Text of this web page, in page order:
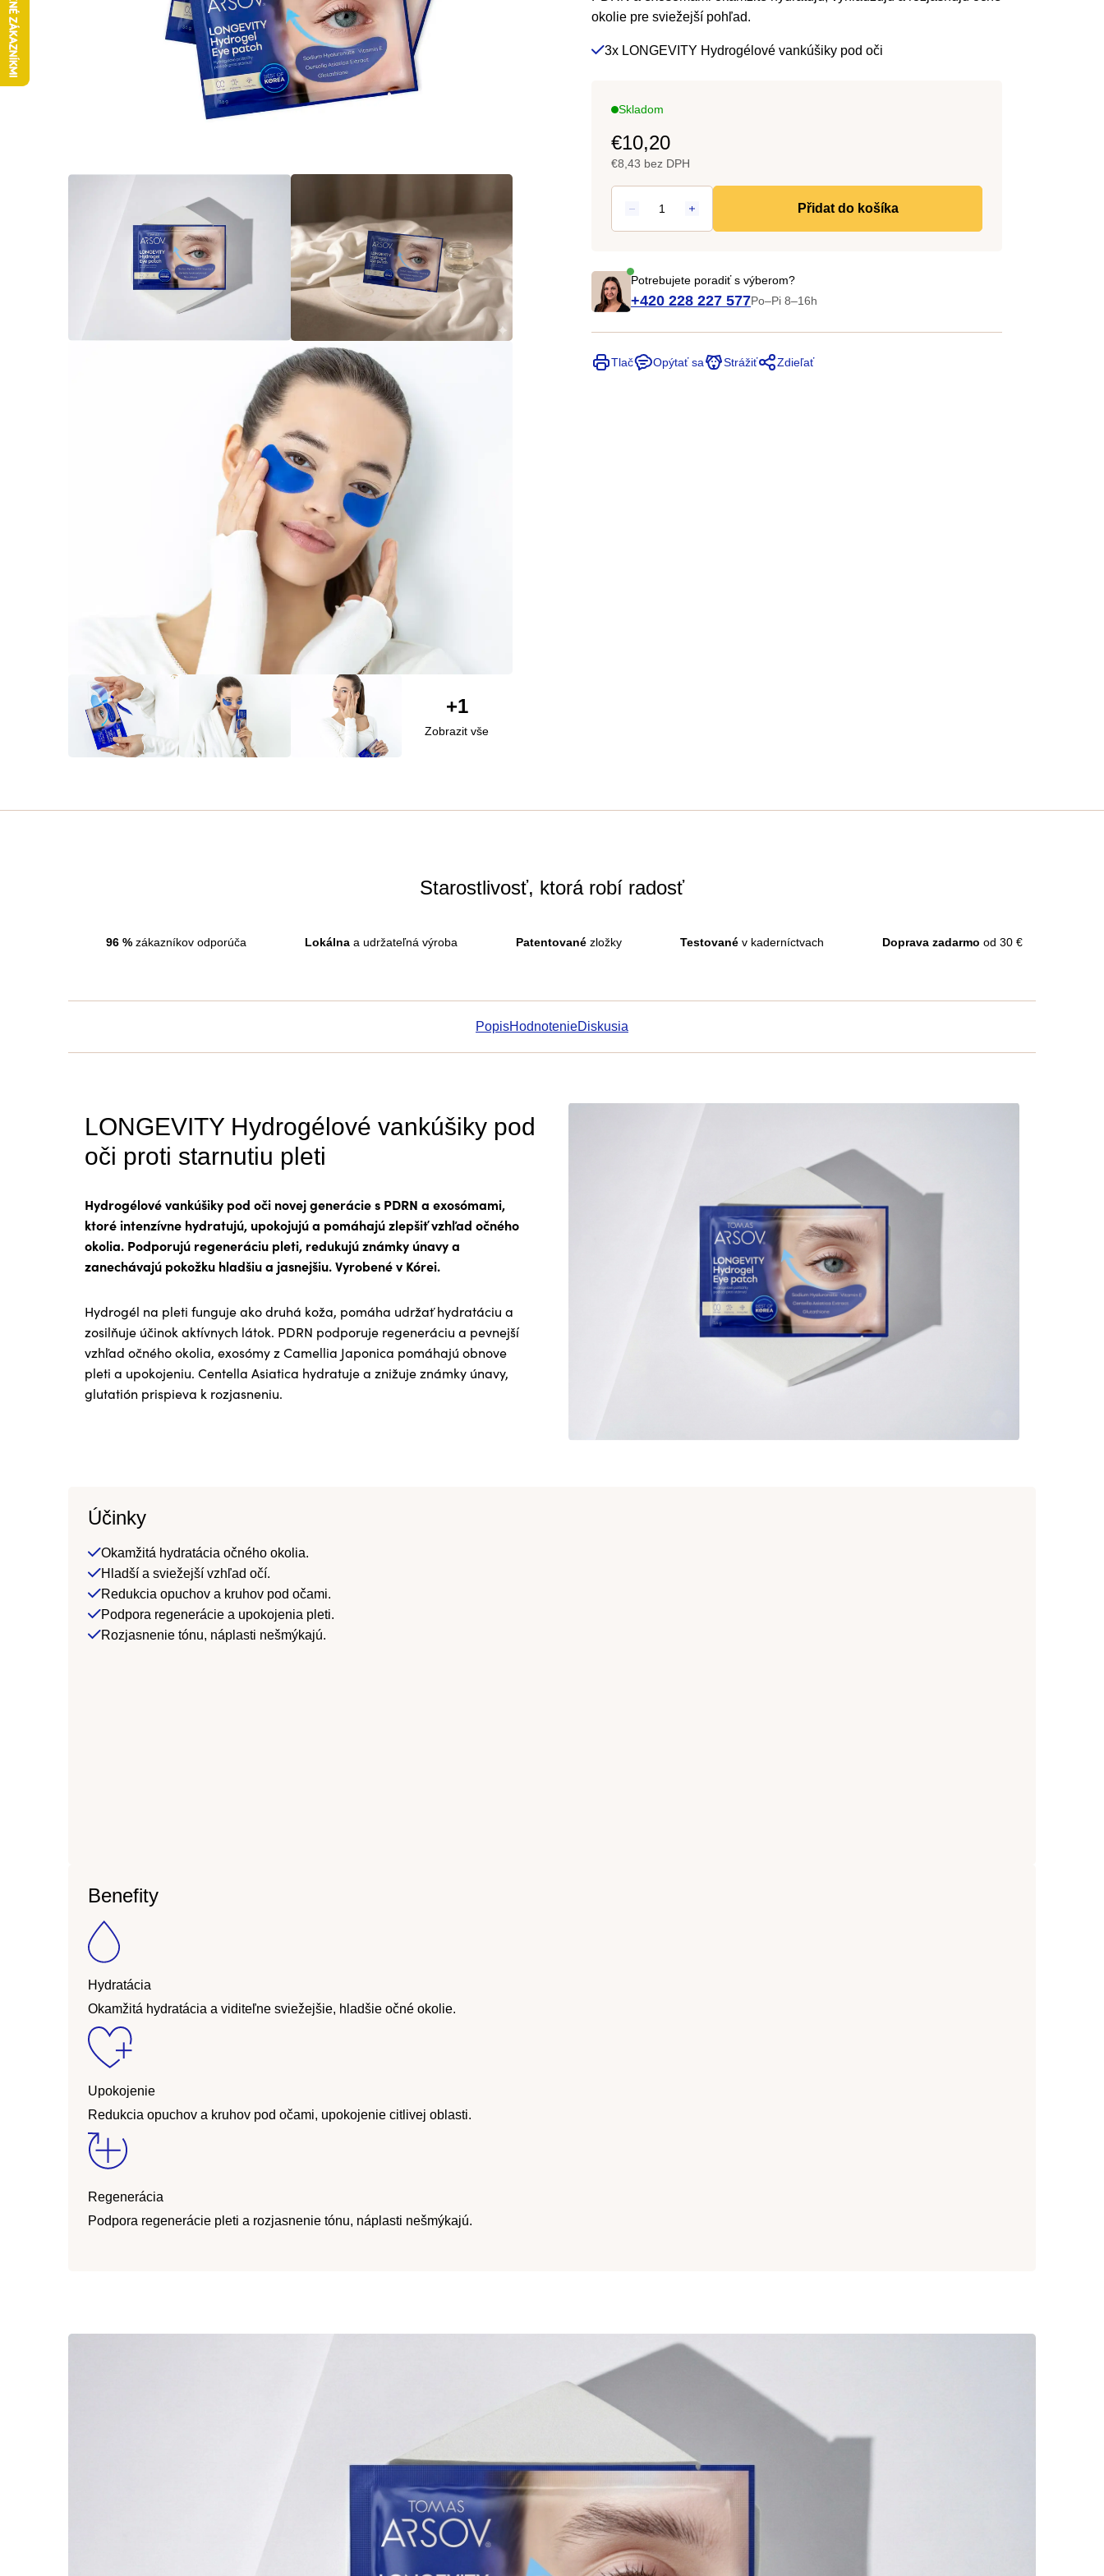
+1
Zobrazit vše
0,0
5
okolie pre sviežejší pohľad.
3x LONGEVITY Hydrogélové vankúšiky pod oči
€10,20
€8,43 bez DPH
cena:
Skladom
do košíka
Potrebujete poradiť s výberom?
+420 228 227 577Po–Pi 8–16h
Tlač Opýtať sa Strážiť Zdieľať
Starostlivosť, ktorá robí radosť
96 % zákazníkov odporúča Lokálna a udržateľná výroba Patentované zložky Testované v kaderníctvach Doprava zadarmo od 30 €
PopisHodnotenieDiskusia
LONGEVITY Hydrogélové vankúšiky pod
oči proti starnutiu pleti
Hydrogélové vankúšiky pod oči novej generácie s PDRN a exosómami,
ktoré intenzívne hydratujú, upokojujú a pomáhajú zlepšiť vzhľad očného
okolia. Podporujú regeneráciu pleti, redukujú známky únavy a
zanechávajú pokožku hladšiu a jasnejšiu. Vyrobené v Kórei.
Hydrogél na pleti funguje ako druhá koža, pomáha udržať hydratáciu a
zosilňuje účinok aktívnych látok. PDRN podporuje regeneráciu a pevnejší
vzhľad očného okolia, exosómy z Camellia Japonica pomáhajú obnove
pleti a upokojeniu. Centella Asiatica hydratuje a znižuje známky únavy,
glutatión prispieva k rozjasneniu.
Účinky
Okamžitá hydratácia očného okolia.
Hladší a sviežejší vzhľad očí.
Redukcia opuchov a kruhov pod očami.
Podpora regenerácie a upokojenia pleti.
Rozjasnenie tónu, náplasti nešmýkajú.
Benefity
Hydratácia
Okamžitá hydratácia a viditeľne sviežejšie, hladšie očné okolie.
Upokojenie
Redukcia opuchov a kruhov pod očami, upokojenie citlivej oblasti.
Regenerácia
Podpora regenerácie pleti a rozjasnenie tónu, náplasti nešmýkajú.